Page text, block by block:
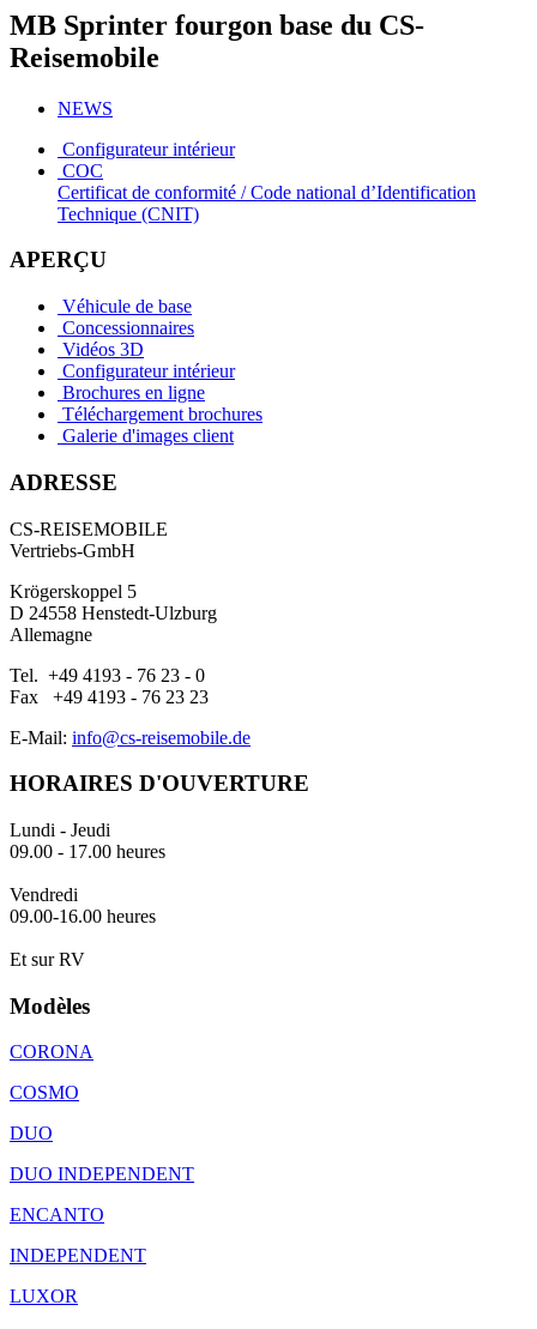
MB Sprinter fourgon base du CS-
Reisemobile
NEWS
Configurateur intérieur
COC
Certificat de conformité / Code national d’Identification
Technique (CNIT)
APERÇU
Véhicule de base
Concessionnaires
Vidéos 3D
Configurateur intérieur
Brochures en ligne
Téléchargement brochures
Galerie d'images client
ADRESSE
CS-REISEMOBILE
Vertriebs-GmbH
Krögerskoppel 5
D 24558 Henstedt-Ulzburg
Allemagne
Tel. +49 4193 - 76 23 - 0
Fax +49 4193 - 76 23 23
E-Mail: info@cs-reisemobile.de
HORAIRES D'OUVERTURE
Lundi - Jeudi
09.00 - 17.00 heures
Vendredi
09.00-16.00 heures
Et sur RV
Modèles
CORONA
COSMO
DUO
DUO INDEPENDENT
ENCANTO
INDEPENDENT
LUXOR